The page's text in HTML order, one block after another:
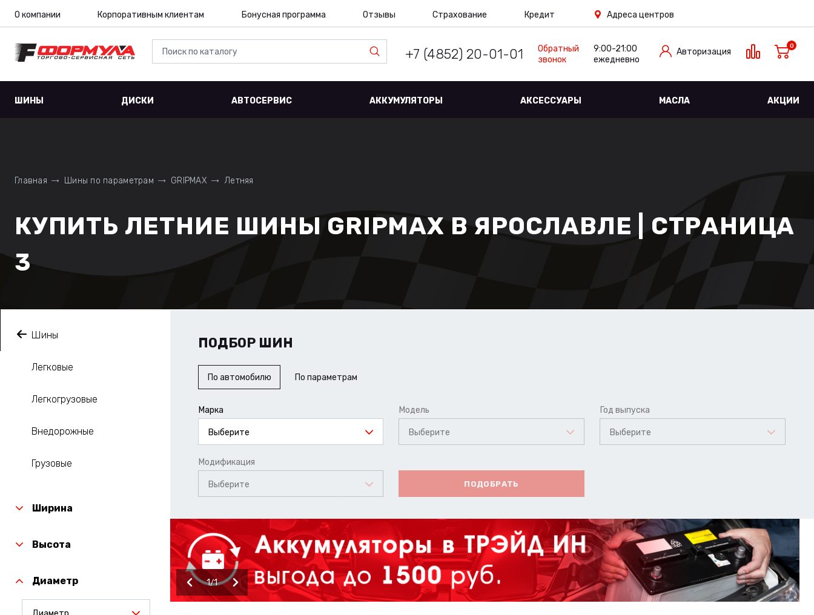
О компании Корпоративным клиентам Бонусная программа Отзывы Страхование Кредит Адреса центров
+7 (4852) 20-01-01
Обратный
звонок
9:00-21:00
ежедневно
Авторизация
0
ШИНЫ ДИСКИ АВТОСЕРВИС АККУМУЛЯТОРЫ АКСЕССУАРЫ МАСЛА АКЦИИ
Главная Шины по параметрам GRIPMAX Летняя
КУПИТЬ ЛЕТНИЕ ШИНЫ GRIPMAX В ЯРОСЛАВЛЕ | СТРАНИЦА
3
Шины
Легковые
Легкогрузовые
Внедорожные
Грузовые
Ширина
Высота
Диаметр
ПОДБОР ШИН
По автомобилю По параметрам
Марка
Выберите
Модель
Выберите
Год выпуска
Выберите
Модификация
Выберите ПОДОБРАТЬ
1 1